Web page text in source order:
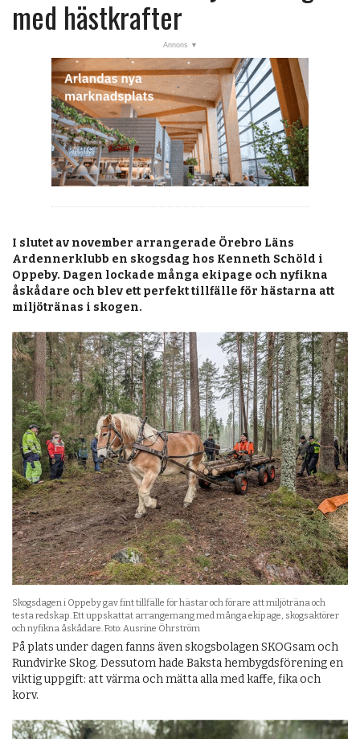
KALENDER
PRENUMERERA
ANNONSERA
OM OSS
BUTIK
med hästkrafter
I slutet av november arrangerade Örebro Läns
Ardennerklubb en skogsdag hos Kenneth Schöld i
Oppeby. Dagen lockade många ekipage och nyfikna
åskådare och blev ett perfekt tillfälle för hästarna att
miljötränas i skogen.
Skogsdagen i Oppeby gav fint tillfälle för hästar och förare att miljöträna och
testa redskap. Ett uppskattat arrangemang med många ekipage, skogsaktörer
och nyfikna åskådare. Foto: Ausrine Öhrström
På plats under dagen fanns även skogs­bolagen SKOGsam och
Rundvirke Skog. Dessutom hade Baksta hembygdsförening en
viktig uppgift: att värma och mätta alla med kaffe, fika och
korv.